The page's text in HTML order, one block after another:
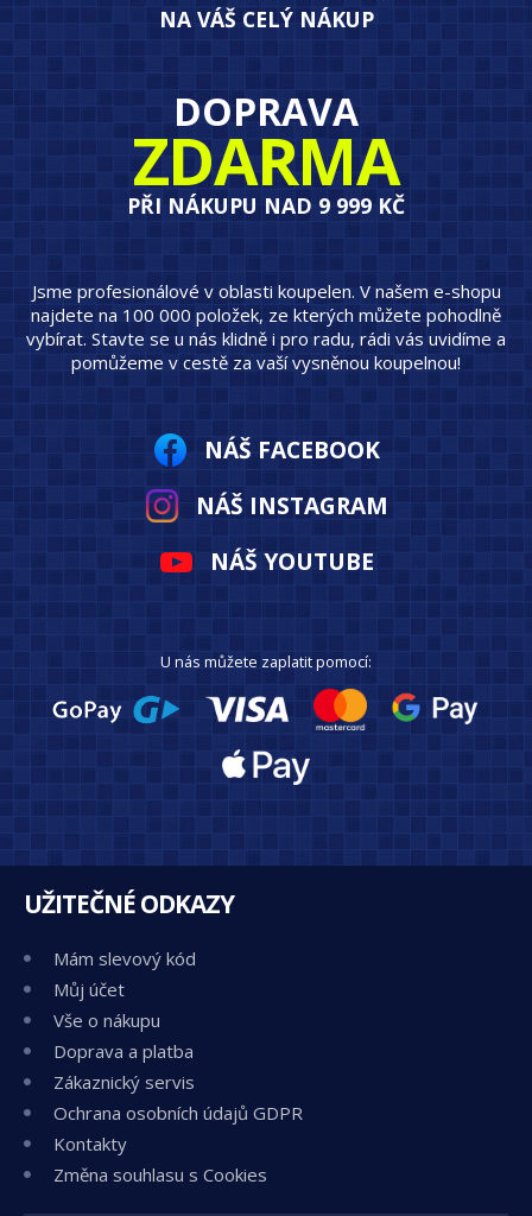
NA VÁŠ CELÝ NÁKUP
DOPRAVA
ZDARMA
PŘI NÁKUPU NAD 9 999 KČ
Jsme profesionálové v oblasti koupelen. V našem e-shopu
najdete na 100 000 položek, ze kterých můžete pohodlně
vybírat. Stavte se u nás klidně i pro radu, rádi vás uvidíme a
pomůžeme v cestě za vaší vysněnou koupelnou!
NÁŠ FACEBOOK
NÁŠ INSTAGRAM
NÁŠ YOUTUBE
U nás můžete zaplatit pomocí:
UŽITEČNÉ ODKAZY
Mám slevový kód
Můj účet
Vše o nákupu
Doprava a platba
Zákaznický servis
Ochrana osobních údajů GDPR
Kontakty
Změna souhlasu s Cookies